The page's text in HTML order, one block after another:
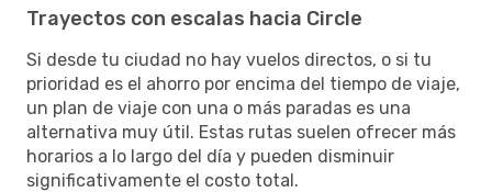
Trayectos con escalas hacia Circle
Si desde tu ciudad no hay vuelos directos, o si tu
prioridad es el ahorro por encima del tiempo de viaje,
un plan de viaje con una o más paradas es una
alternativa muy útil. Estas rutas suelen ofrecer más
horarios a lo largo del día y pueden disminuir
significativamente el costo total.